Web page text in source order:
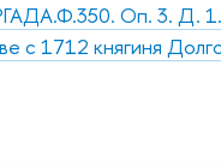
Оп. 3. Д.
с 1712 княгиня